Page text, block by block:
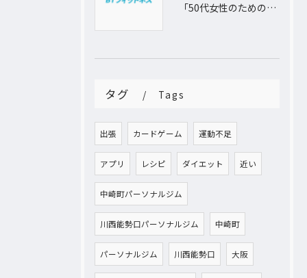
「50代女性のためのパーソナルトレーニング！運動不足から脱出し、理想の体型を手に入れよう」
タグ Tags
出張 カードゲーム 運動不足
アプリ レシピ ダイエット 近い
中崎町パーソナルジム
川西能勢口パーソナルジム 中崎町
パーソナルジム 川西能勢口 大阪